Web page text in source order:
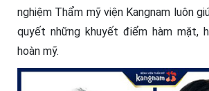
nghiệm Thẩm mỹ viện Kangnam luôn
quyết những khuyết điểm hàm mặt,
hoàn mỹ.